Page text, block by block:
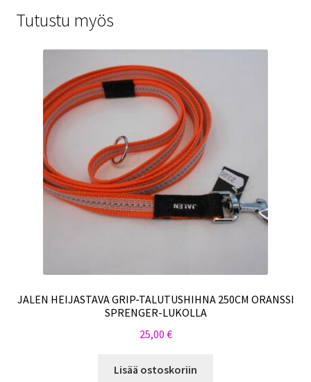
Tutustu myös
JALEN HEIJASTAVA GRIP-TALUTUSHIHNA 250CM ORANSSI
SPRENGER-LUKOLLA
25,00 €
Lisää ostoskoriin